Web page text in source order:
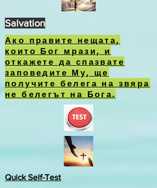
Ако правите нещата,
които Бог мрази, и
откажете да спазвате
заповедите Му, ще
получите белега на звяра
не белегът на Бога.
Quick Self-Test
Salvation